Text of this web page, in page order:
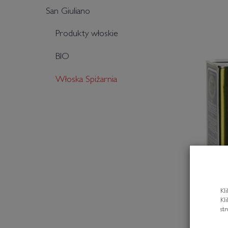
San Giuliano
Produkty włoskie
BIO
Włoska Spiżarnia